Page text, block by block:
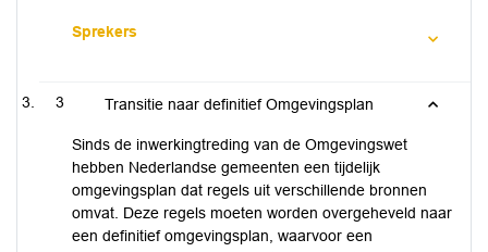
Sprekers
3 Transitie naar definitief Omgevingsplan
Sinds de inwerkingtreding van de Omgevingswet
hebben Nederlandse gemeenten een tijdelijk
omgevingsplan dat regels uit verschillende bronnen
omvat. Deze regels moeten worden overgeheveld naar
een definitief omgevingsplan, waarvoor een